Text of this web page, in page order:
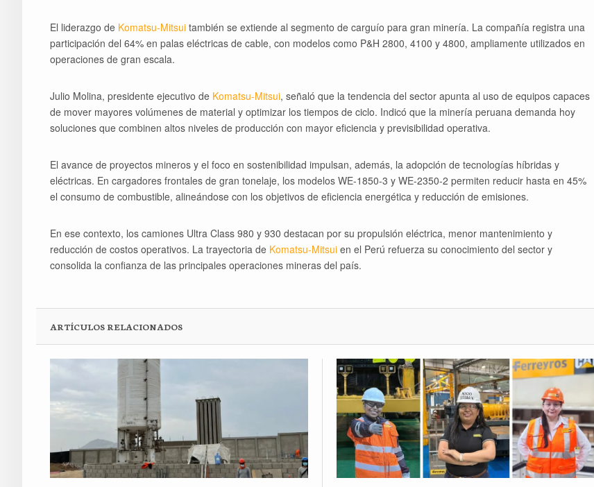
El liderazgo de Komatsu-Mitsui también se extiende al segmento de carguío para gran minería. La compañía registra una
participación del 64% en palas eléctricas de cable, con modelos como P&H 2800, 4100 y 4800, ampliamente utilizados en
operaciones de gran escala.
Julio Molina, presidente ejecutivo de Komatsu-Mitsui, señaló que la tendencia del sector apunta al uso de equipos capaces
de mover mayores volúmenes de material y optimizar los tiempos de ciclo. Indicó que la minería peruana demanda hoy
soluciones que combinen altos niveles de producción con mayor eficiencia y previsibilidad operativa.
El avance de proyectos mineros y el foco en sostenibilidad impulsan, además, la adopción de tecnologías híbridas y
eléctricas. En cargadores frontales de gran tonelaje, los modelos WE-1850-3 y WE-2350-2 permiten reducir hasta en 45%
el consumo de combustible, alineándose con los objetivos de eficiencia energética y reducción de emisiones.
En ese contexto, los camiones Ultra Class 980 y 930 destacan por su propulsión eléctrica, menor mantenimiento y
reducción de costos operativos. La trayectoria de Komatsu-Mitsui en el Perú refuerza su conocimiento del sector y
consolida la confianza de las principales operaciones mineras del país.
ARTÍCULOS RELACIONADOS